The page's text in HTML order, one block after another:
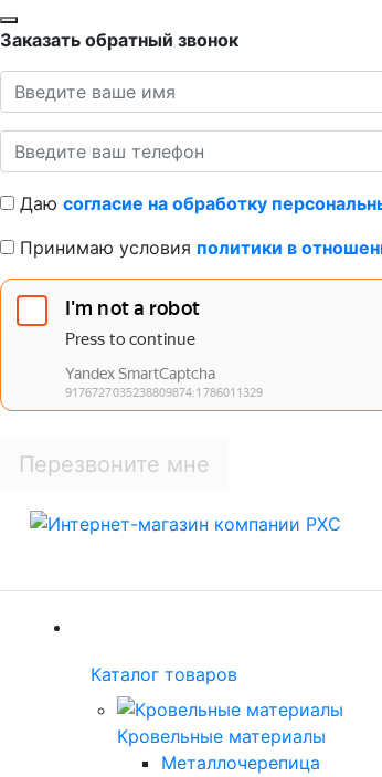
Заказать обратный звонок
Даю согласие на обработку
Принимаю условия политики в
Перезвоните мне
Каталог товаров
Кровельные материалы
Металлочерепица